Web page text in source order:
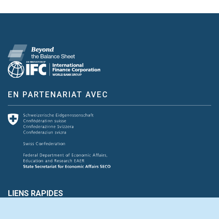
EN PARTENARIAT AVEC
LIENS RAPIDES